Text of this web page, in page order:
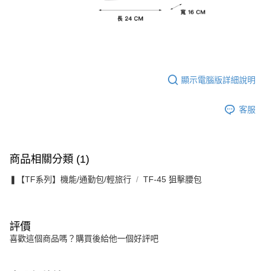
顯示電腦版詳細說明
客服
商品相關分類 (1)
❚【TF系列】機能/通勤包/輕旅行 TF-45 狙擊腰包
評價
喜歡這個商品嗎？購買後給他一個好評吧